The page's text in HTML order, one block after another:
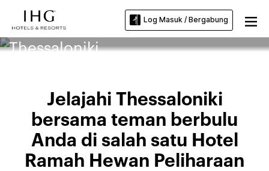
Log Masuk / Bergabung
Hotel Ramah Hewan Piaraan di
Thessaloniki
Jelajahi Thessaloniki
bersama teman berbulu
Anda di salah satu Hotel
Ramah Hewan Peliharaan